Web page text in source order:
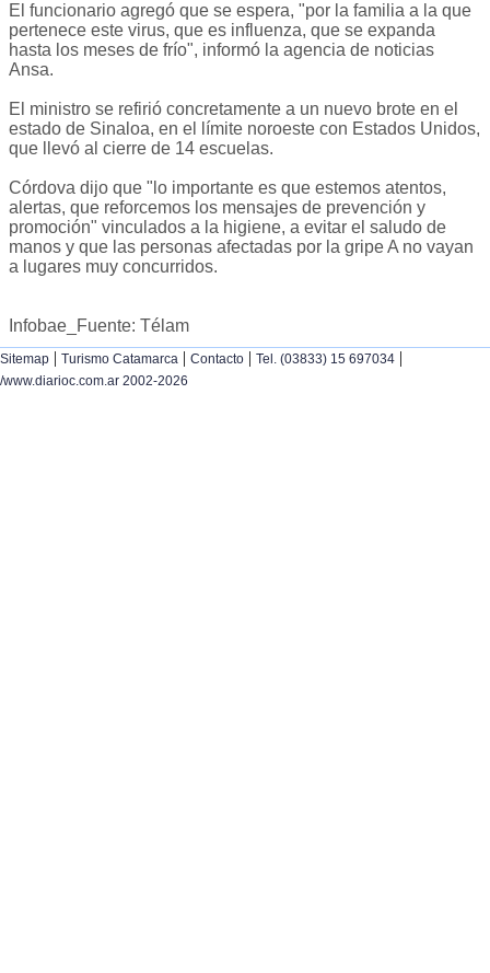
El funcionario agregó que se espera, "por la familia a la que
pertenece este virus, que es influenza, que se expanda
hasta los meses de frío", informó la agencia de noticias
Ansa.
El ministro se refirió concretamente a un nuevo brote en el
estado de Sinaloa, en el límite noroeste con Estados Unidos,
que llevó al cierre de 14 escuelas.
Córdova dijo que "lo importante es que estemos atentos,
alertas, que reforcemos los mensajes de prevención y
promoción" vinculados a la higiene, a evitar el saludo de
manos y que las personas afectadas por la gripe A no vayan
a lugares muy concurridos.
Infobae_Fuente: Télam
Sitemap | Turismo Catamarca | Contacto | Tel. (03833) 15 697034 |
/www.diarioc.com.ar 2002-2026